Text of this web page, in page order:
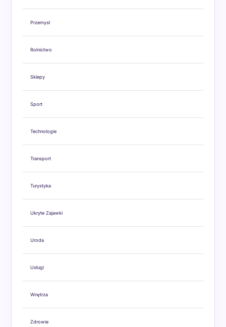
Przemysł
Rolnictwo
Sklepy
Sport
Technologie
Transport
Turystyka
Ukryte Zajawki
Uroda
Usługi
Wnętrza
Zdrowie